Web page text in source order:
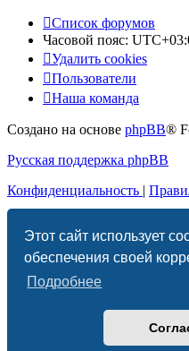
Этот сайт использует
обеспечения своей
Подробнее
Список форумов
Часовой пояс:
Удалить cookies
Пользователи
Наша команда
Создано на основе phpBB®
Русская поддержка phpBB
Конфиденциальность |